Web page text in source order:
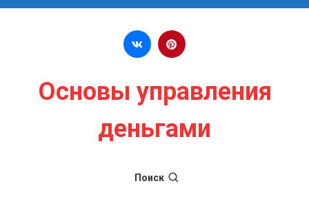
Перейти к содержимому
Основы управления
деньгами
Поиск